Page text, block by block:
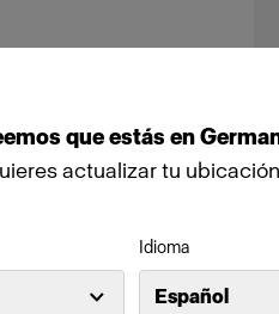
queestás en
actualizar tu
Idioma
Español